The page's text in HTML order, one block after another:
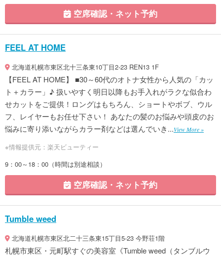
空席確認・ネット予約
FEEL AT HOME
北海道札幌市東区北十三条東10丁目2-23 REN13 1F
【FEEL AT HOME】 ■30～60代のオトナ女性から人気の「カッ
ト＋カラー」♪ 扱いやすく明日以降もお手入れがラクな似合わ
せカットをご提供！ロングはもちろん、ショートやボブ、ウル
フ、レイヤーもお任せ下さい！ あなたの髪のお悩みや頭皮のお
悩みに寄り添いながらカラー剤などは選んでいき...View More »
※情報提供元：楽天ビューティー
9：00～18：00（時間は別途相談）
空席確認・ネット予約
Tumble weed
北海道札幌市東区北二十三条東15丁目5-23 今野荘1階
札幌市東区・元町駅すぐの美容室《Tumble weed（タンブルウ